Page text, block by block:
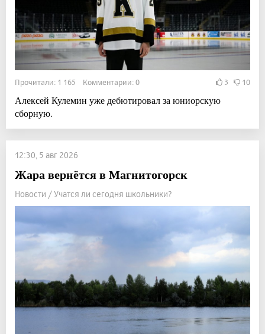
Прочитали: 1 165 Комментарии: 0 3 10
Алексей Кулемин уже дебютировал за юниорскую
сборную.
12:30, 5 авг 2026
Жара вернётся в Магнитогорск
Новости / Учатся ли сегодня школьники?